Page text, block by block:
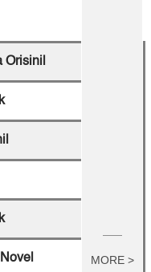
Orisinil
MORE >